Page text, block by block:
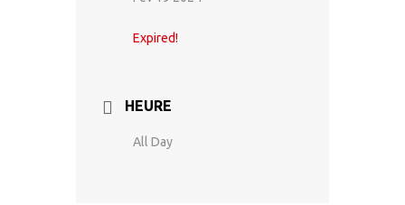
Expired!
HEURE
All Day